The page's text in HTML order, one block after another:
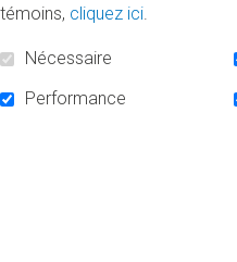
témoins, cliquez ici.
Nécessaire
Performance